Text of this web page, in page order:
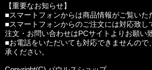
く、生活の場でも歌えて、人びとの心に福音
感を呼ぶよう「新しい賛美の歌」作品コンク
の入 選作品10曲を収める。
編著: 日本カトリック研修センター
判型 A5判並製
【重要なお知らせ】
■スマートフォンからは商品情報がご覧いた
■スマートフォンからのご注文には対応致し
注文・お問い合わせはPCサイトよりお願い
■お電話をいただいても対応できませんので
承ください。